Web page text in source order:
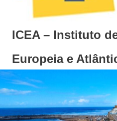
ICEA – Instituto
Europeia e
Instituto
de
Cultura
Europeia
e